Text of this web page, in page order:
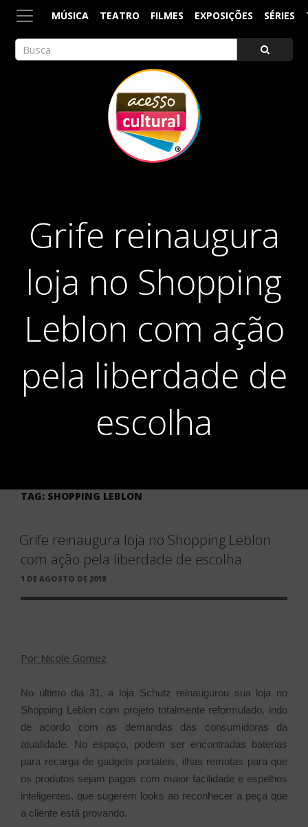
MÚSICA TEATRO FILMES EXPOSIÇÕES SÉRIES
Grife reinaugura
loja no Shopping
Leblon com ação
pela liberdade de
escolha
TAG: SHOPPING LEBLON
Grife reinaugura loja no Shopping Leblon
com ação pela liberdade de escolha
PUBLICADO
1 DE AGOSTO DE 2018
Por Nicole Gomez
No último dia 31, a loja Schutz reinaugurou sua loja no
Shopping Leblon com projeto totalmente reformulado, indo
de acordo com as demandas das consumidoras da
atualidade. No espaço, podem ser encontradas baterias
para recarga de gadgets portáteis, ilhas remotas para que
os produtos sejam pagos com maior facilidade e espelhos
inteligentes, que sugerem looks ao reconhecer a peça que
a cliente está provando.